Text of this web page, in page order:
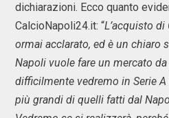
dichiarazioni. Ecco quanto
CalcioNapoli24.it: “L’acquisto
ormai acclarato, ed è un chiaro
Napoli vuole fare un mercato
difficilmente vedremo in Serie
più grandi di quelli fatti dal